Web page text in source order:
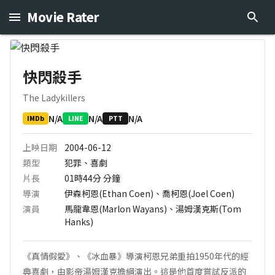
Movie Rater
快閃殺手
The Ladykillers
IMDb N/A LINE N/A PTT N/A
上映日期
2004-06-12
類型
犯罪、喜劇
片長
01時44分分鐘
導演
伊森柯恩(Ethan Coen)、喬柯恩(Joel Coen)
演員
馬龍韋恩(Marlon Wayans)、湯姆漢克斯(Tom
Hanks)
《真情假愛》、《冰血暴》導演柯恩兄弟重拍1950年代的經
典喜劇，由影帝湯姆漢克擔綱演出。這是他首度嘗試反派的